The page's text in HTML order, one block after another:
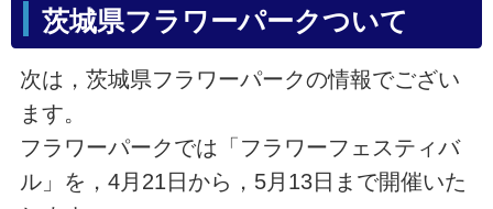
茨城県フラワーパークついて
次は，茨城県フラワーパークの情報でござい
ます。
フラワーパークでは「フラワーフェスティバ
ル」を，4月21日から，5月13日まで開催いた